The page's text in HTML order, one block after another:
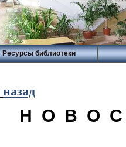
Ресурсы библиотеки
назад
Н О В О